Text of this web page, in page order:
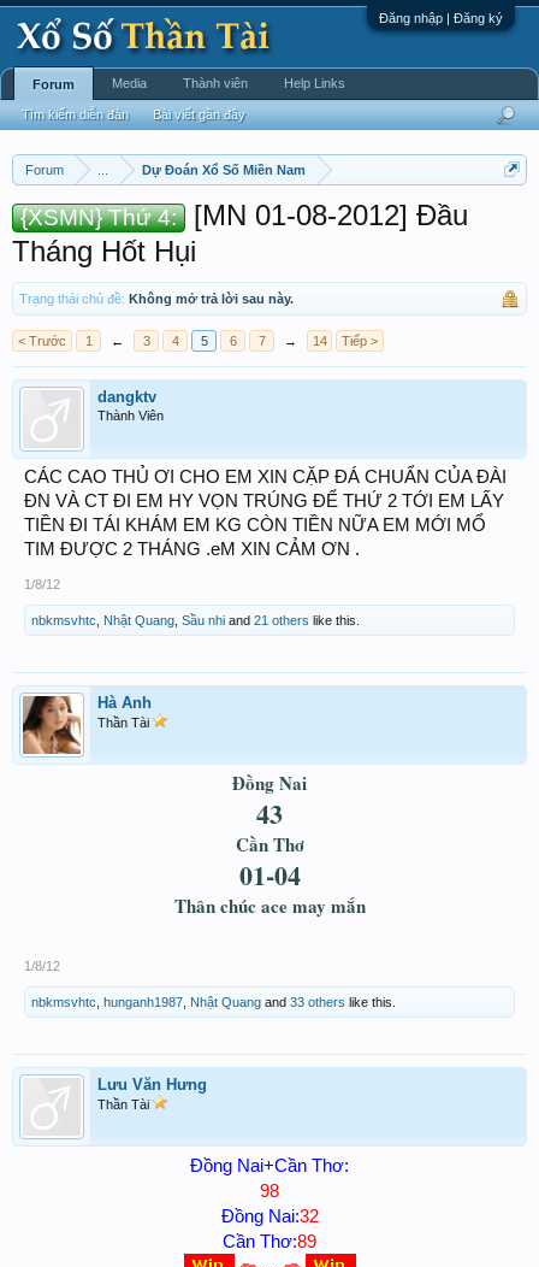
Đăng nhập | Đăng ký
Forum Dự Đoán Xổ Số Miền Nam
{XSMN} Thứ 4:
[MN 01-08-2012] Đầu
Tháng Hốt Hụi
Trạng thái chủ đề: Không mở trả lời sau này.
< Trước 1 ← 3 4 5 6 7 → 14 Tiếp >
dangktv
Thành Viên
CÁC CAO THỦ ƠI CHO EM XIN CẶP ĐÁ CHUẨN CỦA ĐÀI
ĐN VÀ CT ĐI EM HY VỌN TRÚNG ĐỂ THỨ 2 TỚI EM LẤY
TIỀN ĐI TÁI KHÁM EM KG CÒN TIỀN NỮA EM MỚI MỔ
TIM ĐƯỢC 2 THÁNG .eM XIN CẢM ƠN .
1/8/12
nbkmsvhtc Nhật Quang Sầu nhi and 21 others like this.
Hà Anh
Thần Tài
Đồng Nai
43
Cần Thơ
01-04
Thân chúc ace may mắn
1/8/12
nbkmsvhtc hunganh1987 Nhật Quang and 33 others like this.
Lưu Văn Hưng
Thần Tài
Đồng Nai+Cần Thơ:
98
Đồng Nai:32
Cần Thơ:89
Forum
Tìm kiếm diễn đàn Bài viết gần đây
Media Thành viên Help Links